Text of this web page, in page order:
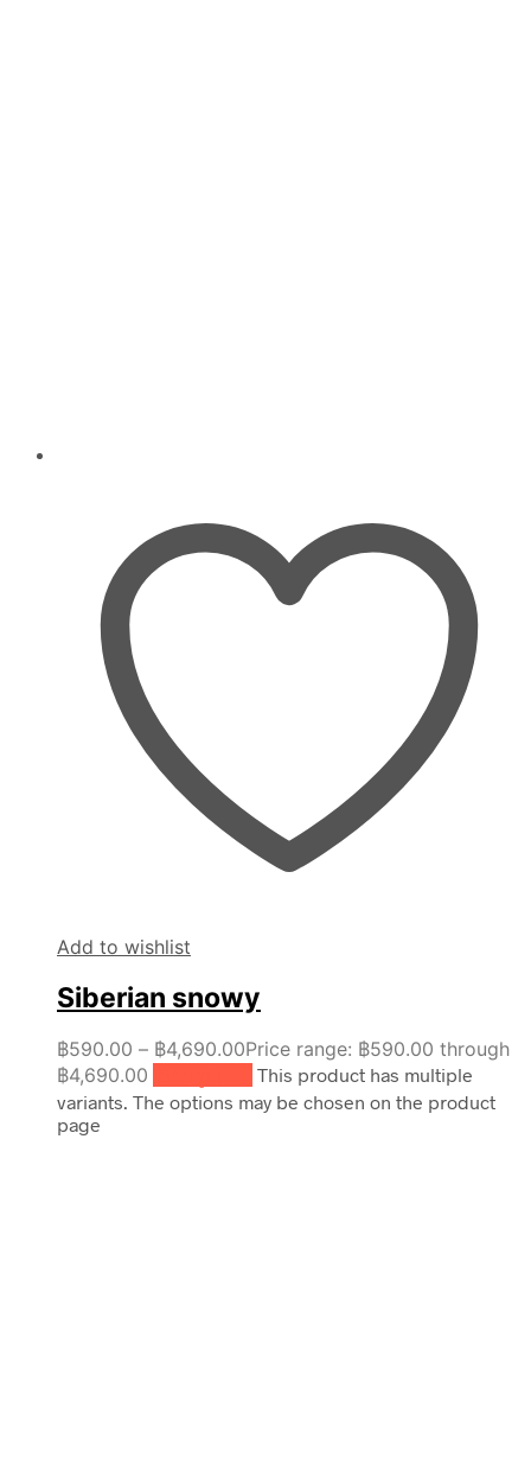
Add to wishlist
Siberian snowy
฿590.00 – ฿4,690.00Price range: ฿590.00 through
฿4,690.00
This product has multiple
variants. The options may be chosen on the product
page